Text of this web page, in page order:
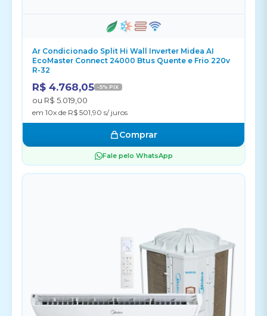
Ar Condicionado Split Hi Wall Inverter Midea AI
EcoMaster Connect 24000 Btus Quente e Frio 220v
R-32
R$ 4.768,05 -5% PIX
ou R$ 5.019,00
em 10x de R$ 501,90 s/ juros
Comprar
Fale pelo WhatsApp